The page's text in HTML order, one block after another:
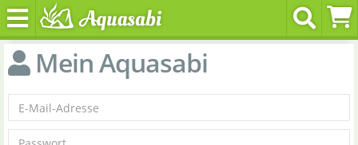
Mein Aquasabi